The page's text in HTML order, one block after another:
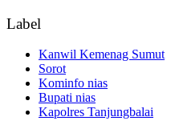
Label
Kanwil Kemenag Sumut
Sorot
Kominfo nias
Bupati nias
Kapolres Tanjungbalai